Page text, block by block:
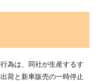
為は、同社が生産するす
荷と新車販売の一時停止